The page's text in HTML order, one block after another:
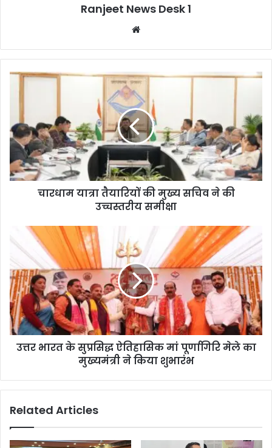
Ranjeet News Desk 1
te
चारधाम यात्रा तैयारियों की मुख्य सचिव ने की
उच्चस्तरीय समीक्षा
उत्तर भारत के सुप्रसिद्ध ऐतिहासिक मां पूर्णागिरि मेले का
मुख्यमंत्री ने किया शुभारंभ
Related Articles